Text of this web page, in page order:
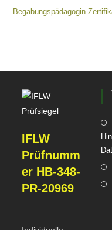
Begabungspädagogin
IFLW
Prüfnumm
er HB-348-
PR-20969